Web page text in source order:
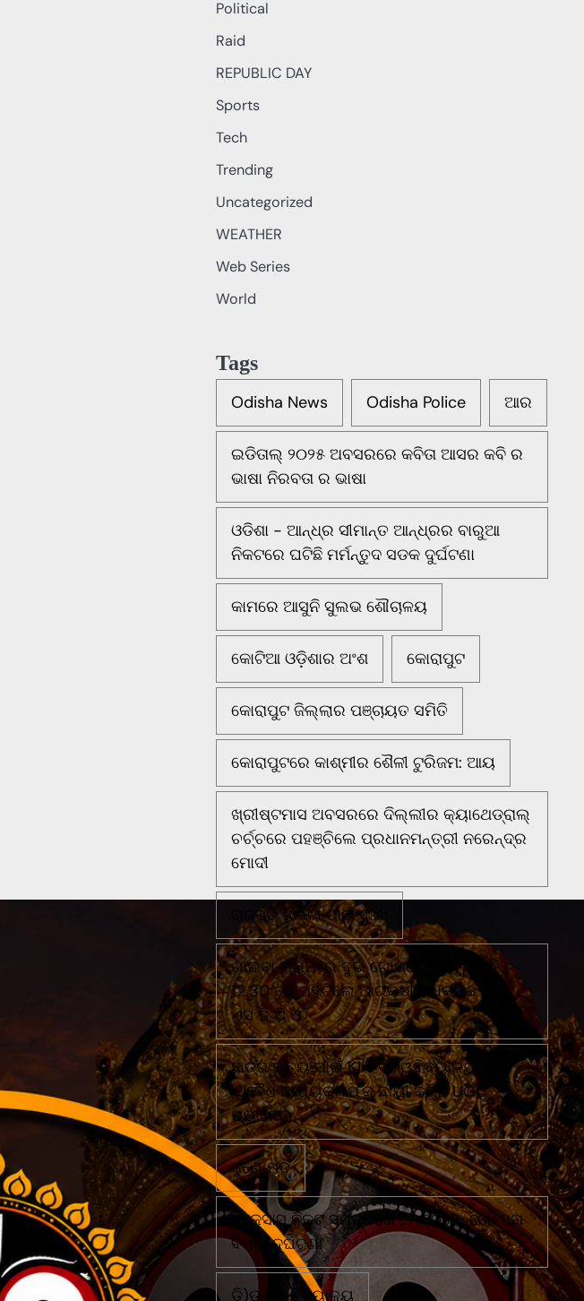
Political
Raid
REPUBLIC DAY
Sports
Tech
Trending
Uncategorized
WEATHER
Web Series
World
Tags
Odisha News Odisha Police ଆର
ଇଡିତାଲ୍ ୨୦୨୫ ଅବସରରେ କବିତା ଆସର କବି ର
ଭାଷା ନିରବତା ର ଭାଷା
ଓଡିଶା - ଆନ୍ଧ୍ର ସୀମାନ୍ତ ଆନ୍ଧ୍ରର ବାରୁଆ
ନିକଟରେ ଘଟିଛି ମର୍ମନ୍ତୁଦ ସଡକ ଦୁର୍ଘଟଣା
କାମରେ ଆସୁନି ସୁଲଭ ଶୌଚାଳୟ
କୋଟିଆ ଓଡ଼ିଶାର ଅଂଶ କୋରାପୁଟ
କୋରାପୁଟ ଜିଲ୍ଲାର ପଞ୍ଚାୟତ ସମିତି
କୋରାପୁଟରେ କାଶ୍ମୀର ଶୈଳୀ ଟୁରିଜମ: ଆୟ
ଖ୍ରୀଷ୍ଟମାସ ଅବସରରେ ଦିଲ୍ଲୀର କ୍ୟାଥେଡ୍ରାଲ୍
ଚର୍ଚ୍ଚରେ ପହଞ୍ଚିଲେ ପ୍ରଧାନମନ୍ତ୍ରୀ ନରେନ୍ଦ୍ର
ମୋଦୀ
ଗଜପତି ଜିଲ୍ଲା ପାଇଁ ଦୁଃଖ
ଗାଇବା ଗ୍ରାମରେ ଦୁଇ ଗୋଷ୍ଠୀ ମୁହାଁ ମୁହିଁରାତି
12.30 ରେ ପହଁଚିଲେ ଆରକ୍ଷୀ ଅଧିକ୍ଷକ ଏବଂ
ଏସ ଡି ପି ଓ
ଛାତ୍ର ମୃତ୍ୟୁ ପାଇଁ KIIT ବିଶ୍ୱବିଦ୍ୟାଳୟର
'ଅବୈଧ କାର୍ଯ୍ୟକଳାପ'କୁ ଦାୟୀ କରିଛି UGC
ପ୍ୟାନେଲ
ଜଣେ ମୃତ
ଟେକ୍ସାସ ନିକଟ ସମୁଦ୍ରରେ ମେକ୍ସିକୋ ନୌସେନା
ବିମାନ ଦୁର୍ଘଟଣା
ଡି)ଉଚ୍ଚ ବିଦ୍ୟାଳୟ